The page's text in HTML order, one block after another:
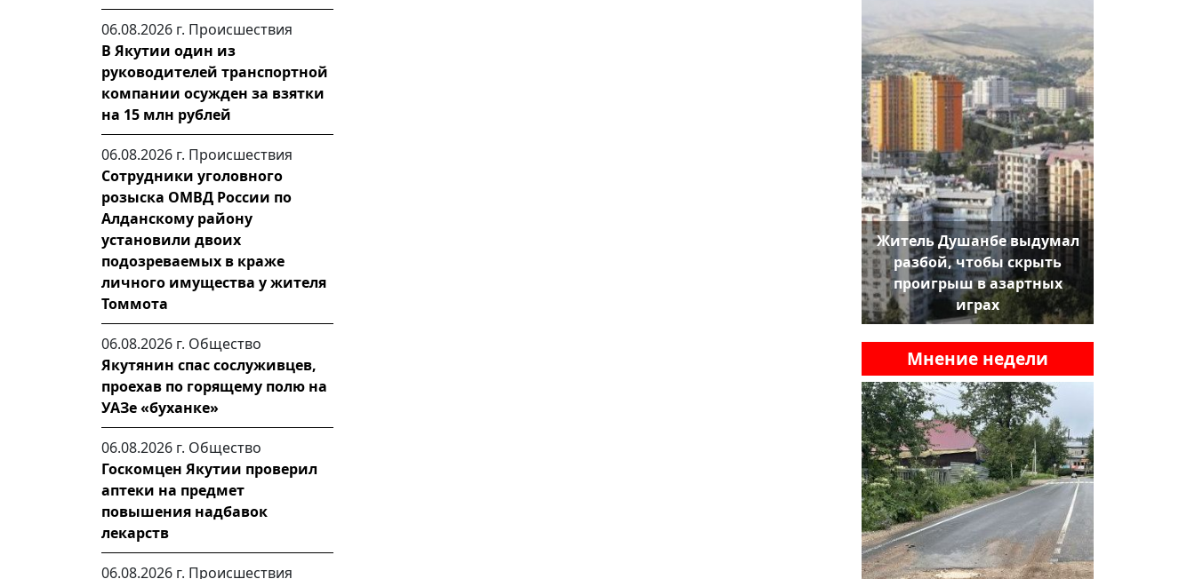
06.08.2026 г. Происшествия
В Якутии один из
руководителей транспортной
компании осужден за взятки
на 15 млн рублей
06.08.2026 г. Происшествия
Сотрудники уголовного
розыска ОМВД России по
Алданскому району
установили двоих
подозреваемых в краже
личного имущества у жителя
Томмота
06.08.2026 г. Общество
Якутянин спас сослуживцев,
проехав по горящему полю на
УАЗе «буханке»
06.08.2026 г. Общество
Госкомцен Якутии проверил
аптеки на предмет
повышения надбавок
лекарств
06.08.2026 г. Происшествия
Житель Душанбе выдумал
разбой, чтобы скрыть
проигрыш в азартных
играх
Мнение недели